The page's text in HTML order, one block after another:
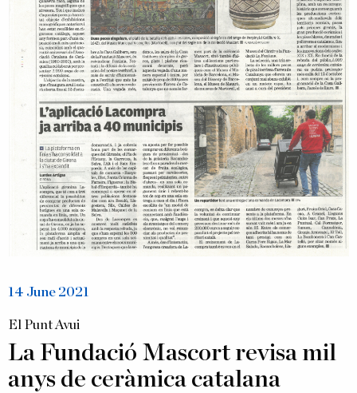
14 June 2021
El Punt Avui
La Fundació Mascort revisa mil
anys de ceràmica catalana